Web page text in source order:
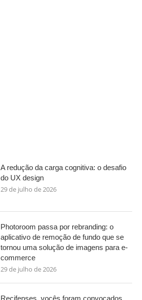
A redução da carga cognitiva: o desafio
do UX design
29 de julho de 2026
Photoroom passa por rebranding: o
aplicativo de remoção de fundo que se
tornou uma solução de imagens para e-
commerce
29 de julho de 2026